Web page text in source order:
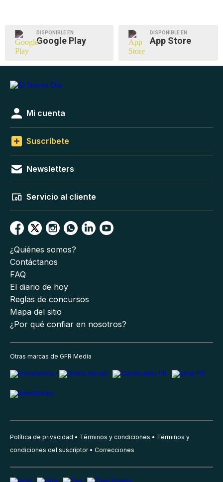
DISPONIBLE EN
Google Play
DISPONIBLE EN
App Store
Mi cuenta
Suscríbete
Newsletters
Servicio al cliente
¿Quiénes somos?
Contáctanos
FAQ
El diario de hoy
Reglas de concursos
Mapa del sitio
¿Por qué confiar en nosotros?
Otras marcas de GFR Media
Política de privacidad Términos y condiciones
Términos y
condiciones del suscriptor
Correcciones